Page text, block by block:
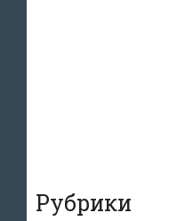
Рубрики